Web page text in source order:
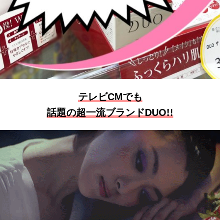
テレビCMでも
話題の超一流ブランドDUO!!